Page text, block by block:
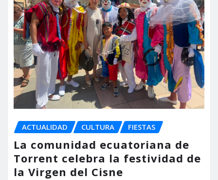
ACTUALIDAD CULTURA FIESTAS
La comunidad ecuatoriana de
Torrent celebra la festividad de
la Virgen del Cisne